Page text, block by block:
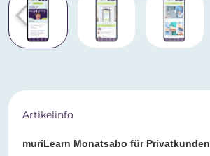
Artikelinfo
muriLearn Monatsabo für Privatkunden